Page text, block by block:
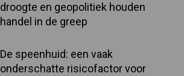
droogte en geopolitiek houden
handel in de greep
De speenhuid: een vaak
onderschatte risicofactor voor